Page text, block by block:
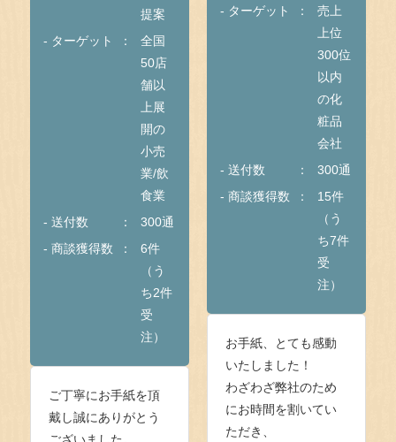
提案
- ターゲット
全国
50店
舗以
上展
開の
小売
業/飲
食業
- 送付数
300通
- 商談獲得数
6件
（う
ち2件
受
注）
ご丁寧にお手紙を頂
戴し誠にありがとう
- ターゲット
売上
上位
300位
以内
の化
粧品
会社
- 送付数
300通
- 商談獲得数
15件
（う
ち7件
受
注）
お手紙、とても感動
いたしました！
わざわざ弊社のため
にお時間を割いてい
ただき、